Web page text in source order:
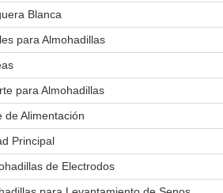
Blanca
para Almohadillas
para Almohadillas
de Alimentación
Principal
de Electrodos